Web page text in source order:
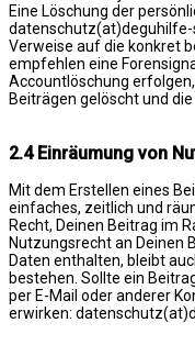
Eine Löschung der
datenschutz(at)deguhilfe-
Verweise auf die konkret
empfehlen eine
Accountlöschung
Beiträgen gelöscht und
2.4 Einräumung von
Mit dem Erstellen eines
einfaches, zeitlich und
Recht, Deinen Beitrag im
Nutzungsrecht an Deinen
Daten enthalten, bleibt
bestehen. Sollte ein
per E-Mail oder anderer
erwirken: